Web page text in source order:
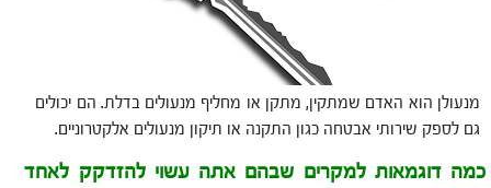
מנעולן הוא האדם שמתקין, מתקן או מחליף מנעולים בדלת. הם יכולים
גם לספק שירותי אבטחה כגון התקנה או תיקון מנעולים אלקטרוניים.
כמה דוגמאות למקרים שבהם אתה עשוי להזדקק לאחד